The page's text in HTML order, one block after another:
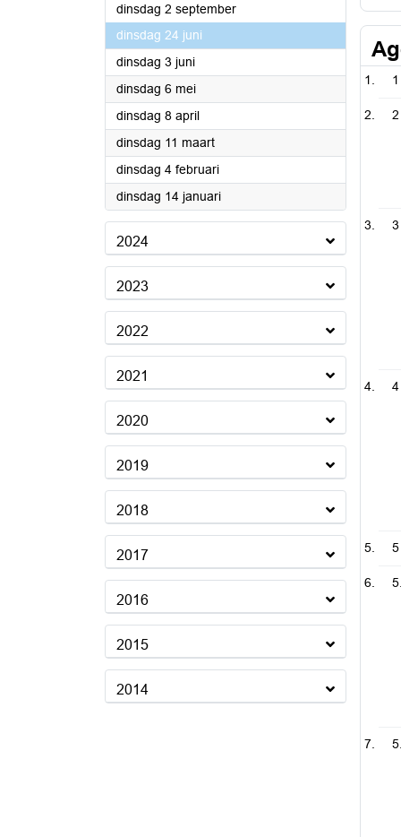
dinsdag 2 september2025
dinsdag 24 juni
dinsdag 3 juni2025
dinsdag 6 mei2025
dinsdag 8 april2025
dinsdag 11 maart2025
dinsdag 4 februari2025
dinsdag 14 januari2025
2024
2023
2022
2021
2020
2019
2018
2017
2016
2015
2014
1
2
3
4
5